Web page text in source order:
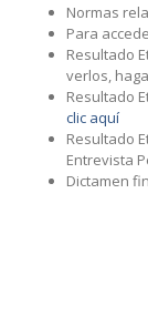
Normas
Para
Resultado
verlos, haga
Resultado
clic aquí
Resultado
Entrevista
Dictamen